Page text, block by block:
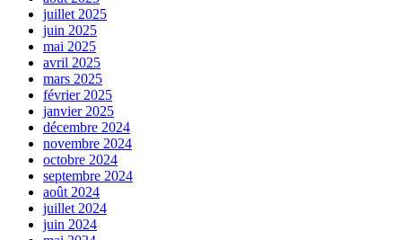
juillet 2025
juin 2025
mai 2025
avril 2025
mars 2025
février 2025
janvier 2025
décembre 2024
novembre 2024
octobre 2024
septembre 2024
août 2024
juillet 2024
juin 2024